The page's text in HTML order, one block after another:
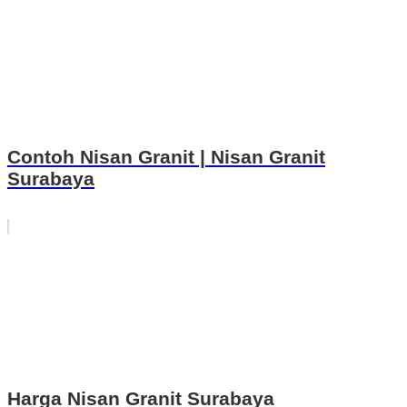
Contoh Nisan Granit | Nisan Granit
Surabaya
Harga Nisan Granit Surabaya